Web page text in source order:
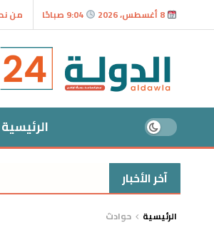
8 أغسطس، 2026 من
الرئيسية
آخر الأخبار
الرئيسية حوادث